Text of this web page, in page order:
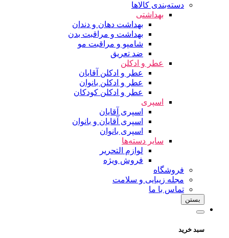
دسته‌بندی کالاها
بهداشتی
بهداشت دهان و دندان
بهداشت و مراقبت بدن
شامپو و مراقبت مو
ضد تعریق
عطر و ادکلن
عطر و ادکلن آقایان
عطر و ادکلن بانوان
عطر و ادکلن کودکان
اسپری
اسپری آقایان
اسپری آقایان و بانوان
اسپری بانوان
سایر دسته‌ها
لوازم التحریر
فروش ویژه
فروشگاه
مجله زیبایی و سلامت
تماس با ما
بستن
سبد خرید